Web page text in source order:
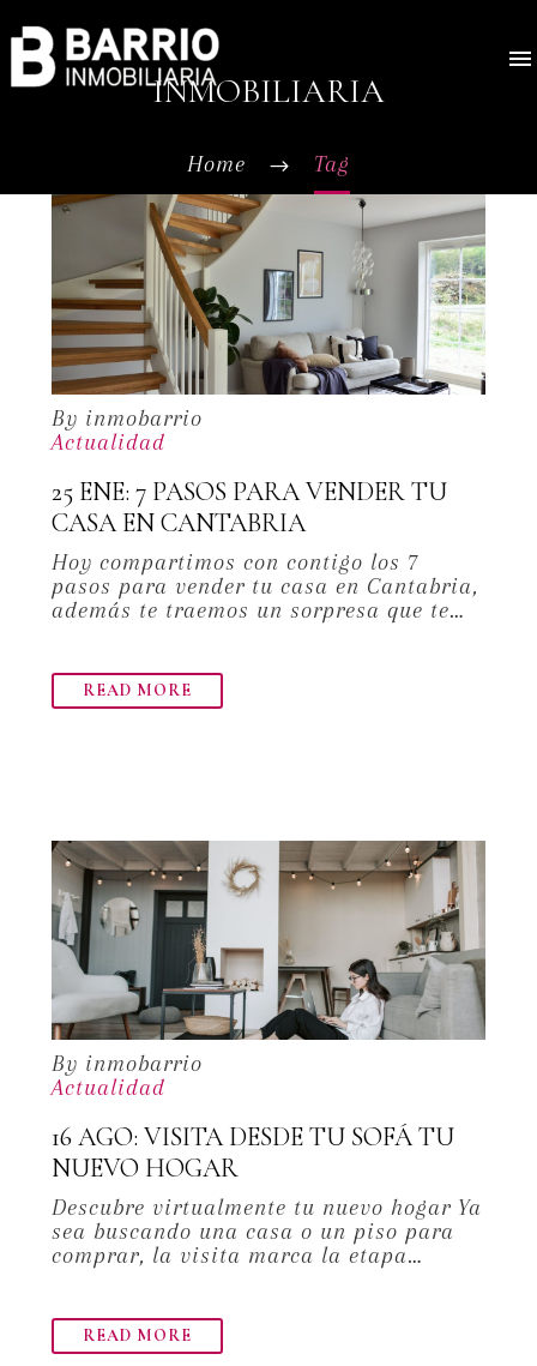
INMOBILIARIA
Home Tag
By inmobarrio
Actualidad
25 ENE:7 PASOS PARA VENDER TU
CASA EN CANTABRIA
Hoy compartimos con contigo los 7
pasos para vender tu casa en Cantabria,
además te traemos un sorpresa que te…
READ MORE
By inmobarrio
Actualidad
16 AGO:VISITA DESDE TU SOFÁ TU
NUEVO HOGAR
Descubre virtualmente tu nuevo hogar Ya
sea buscando una casa o un piso para
comprar, la visita marca la etapa…
READ MORE